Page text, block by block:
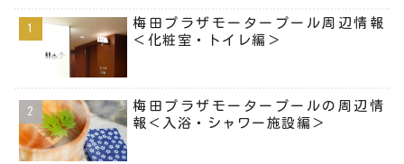
梅田プラザモータープール周辺情報
＜化粧室・トイレ編＞
梅田プラザモータープールの周辺情
報＜入浴・シャワー施設編＞